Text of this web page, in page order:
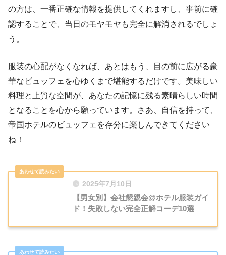
の方は、一番正確な情報を提供してくれますし、事前に確
認することで、当日のモヤモヤも完全に解消されるでしょ
う。
服装の心配がなくなれば、あとはもう、目の前に広がる豪
華なビュッフェを心ゆくまで堪能するだけです。美味しい
料理と上質な空間が、あなたの記憶に残る素晴らしい時間
となることを心から願っています。さあ、自信を持って、
帝国ホテルのビュッフェを存分に楽しんできてください
ね！
2025年7月10日
【男女別】会社懇親会@ホテル服装ガイ
ド！失敗しない完全正解コーデ10選